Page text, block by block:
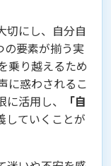
切にし、自分自
の要素が揃う実
乗り越えるため
に惑わされるこ
活用し、
「自
していくことが